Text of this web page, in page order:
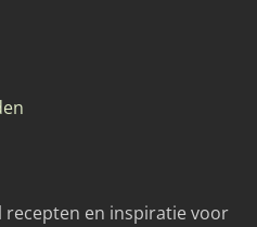
recepten en inspiratie voor